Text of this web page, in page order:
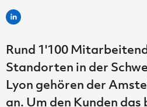
Rund 1'100
Standorten in der
Lyon gehören der
an. Um den Kunden